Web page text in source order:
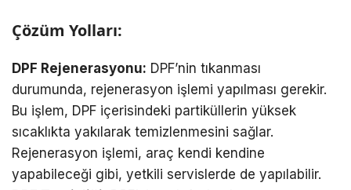
Çözüm Yolları:
DPF Rejenerasyonu: DPF’nin tıkanması
durumunda, rejenerasyon işlemi yapılması gerekir.
Bu işlem, DPF içerisindeki partiküllerin yüksek
sıcaklıkta yakılarak temizlenmesini sağlar.
Rejenerasyon işlemi, araç kendi kendine
yapabileceği gibi, yetkili servislerde de yapılabilir.